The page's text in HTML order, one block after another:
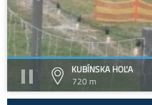
KUBÍNSKA HOĽA
720 m